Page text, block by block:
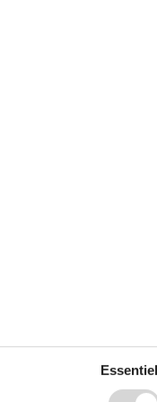
Ferienort Fjand,
guten Küche die zum